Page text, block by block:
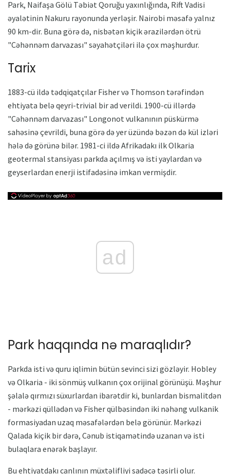
Park, Naifaşa Gölü Təbiət Qoruğu yaxınlığında, Rift Vadisi
əyalətinin Nakuru rayonunda yerləşir. Nairobi məsafə yalnız
90 km-dir. Buna görə də, nisbətən kiçik ərazilərdən ötrü
"Cəhənnəm darvazası" səyahətçiləri ilə çox məşhurdur.
Tarix
1883-cü ildə tədqiqatçılar Fisher və Thomson tərəfindən
ehtiyata belə qeyri-trivial bir ad verildi. 1900-cü illərdə
"Cəhənnəm darvazası" Longonot vulkanının püskürmə
sahəsinə çevrildi, buna görə də yer üzündə bəzən də kül izləri
hələ də görünə bilər. 1981-ci ildə Afrikadakı ilk Olkaria
geotermal stansiyası parkda açılmış və isti yaylardan və
geyserlardan enerji istifadəsinə imkan vermişdir.
ad
Park haqqında nə maraqlıdır?
Parkda isti və quru iqlimin bütün sevinci sizi gözləyir. Hobley
və Olkaria - iki sönmüş vulkanın çox orijinal görünüşü. Məşhur
şəlalə qırmızı süxurlardan ibarətdir ki, bunlardan bismalitdən
- mərkəzi qüllədən və Fisher qülbəsindən iki nəhəng vulkanik
formasiyadan uzaq məsafələrdən belə görünür. Mərkəzi
Qalada kiçik bir dərə, Cənub istiqamətində uzanan və isti
bulaqlara enərək başlayır.
Bu ehtiyatdakı canlının müxtəlifliyi sadəcə təsirli olur.